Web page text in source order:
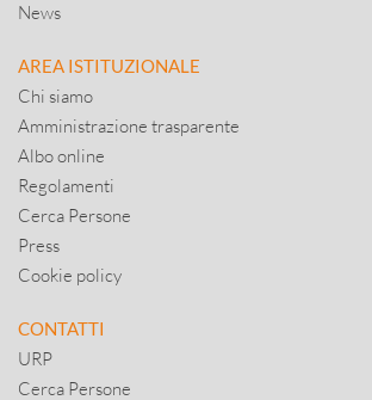
News
AREA ISTITUZIONALE
Chi siamo
Amministrazione trasparente
Albo online
Regolamenti
Cerca Persone
Press
Cookie policy
CONTATTI
URP
Cerca Persone